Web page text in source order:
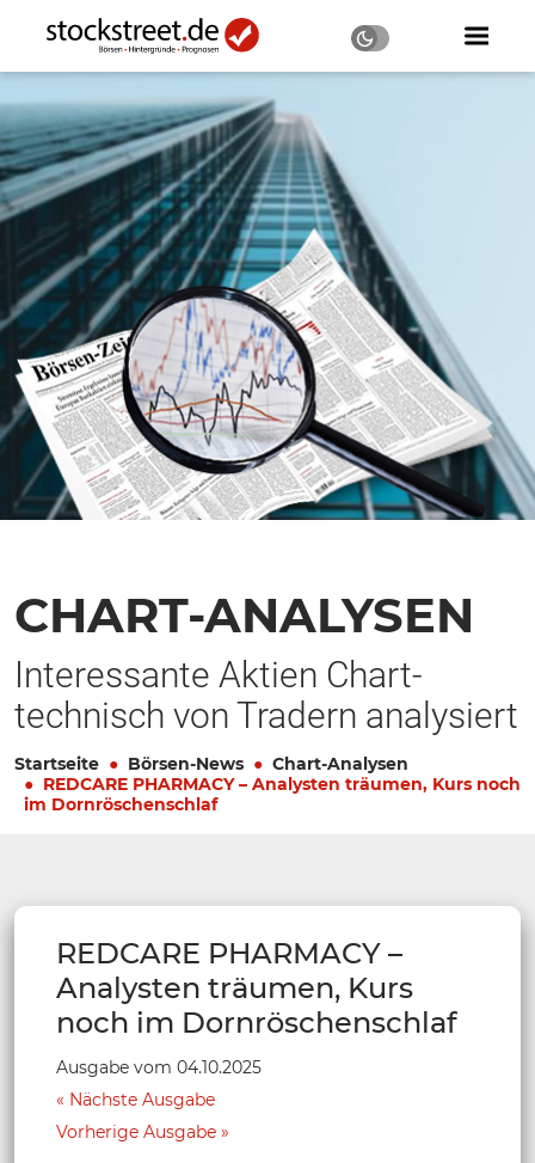
CHART-ANALYSEN
Interessante Aktien Chart-
technisch von Tradern analysiert
Startseite Börsen-News
Chart-Analysen
REDCARE PHARMACY – Analysten träumen, Kurs noch
im Dornröschenschlaf
REDCARE PHARMACY –
Analysten träumen, Kurs
noch im Dornröschenschlaf
Ausgabe vom 04.10.2025
Nächste Ausgabe
Vorherige Ausgabe